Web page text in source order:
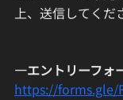
上、送信してくだ
—エントリーフォ
https://forms.gle/